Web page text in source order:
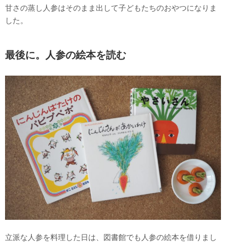
甘さの蒸し人参はそのまま出して子どもたちのおやつになりま
した。
最後に。人参の絵本を読む
立派な人参を料理した日は、図書館でも人参の絵本を借りまし